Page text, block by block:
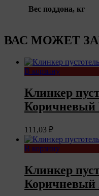
Вес поддона, кг
ВАС МОЖЕТ
В корзину
Клинкер
Коричневый
111,03 ₽
В корзину
Клинкер
Коричневый